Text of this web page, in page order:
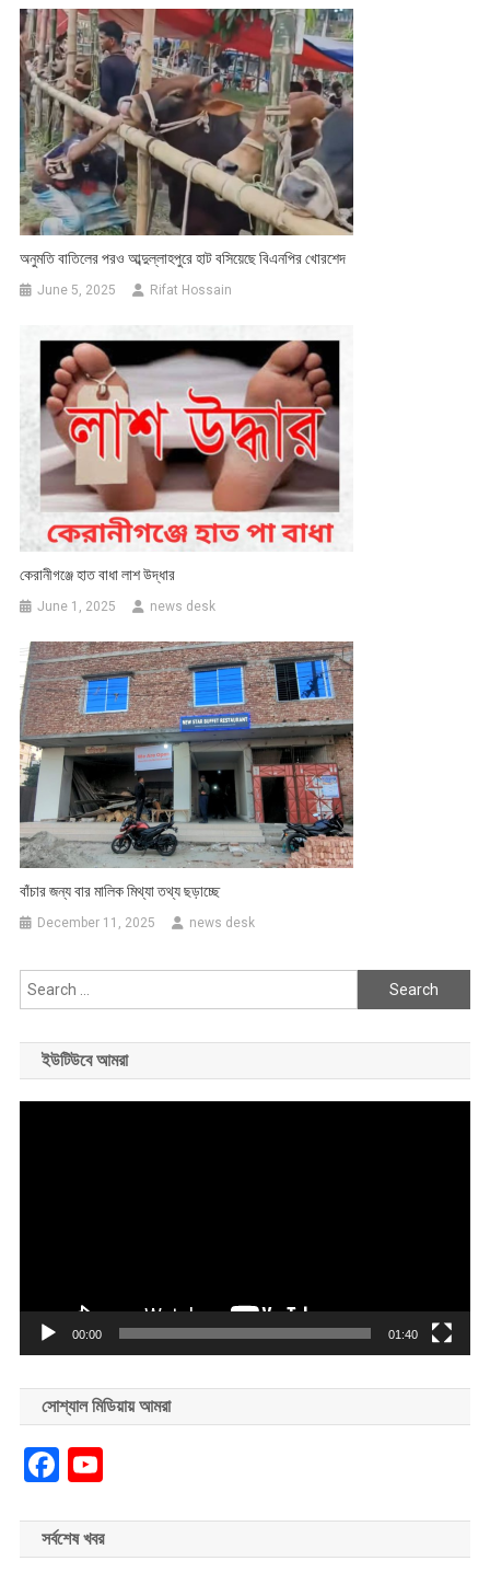
অনুমতি বাতিলের পরও আব্দুল্লাহপুরে হাট বসিয়েছে বিএনপির খোরশেদ
June 5, 2025 Rifat Hossain
কেরানীগঞ্জে হাত বাধা লাশ উদ্ধার
June 1, 2025 news desk
বাঁচার জন্য বার মালিক মিথ্যা তথ্য ছড়াচ্ছে
December 11, 2025 news desk
Search
for:
ইউটিউবে আমরা
00:00 01:40
সোশ্যাল মিডিয়ায় আমরা
Facebook
YouTube
সর্বশেষ খবর